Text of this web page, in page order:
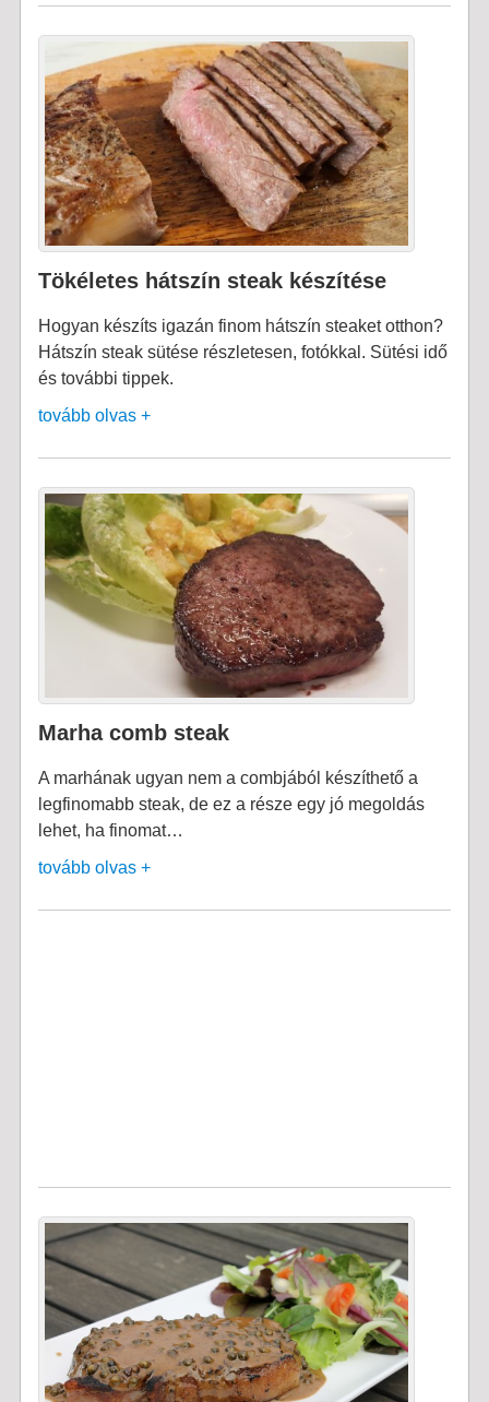
Tökéletes hátszín steak készítése
Hogyan készíts igazán finom hátszín steaket otthon?
Hátszín steak sütése részletesen, fotókkal. Sütési idő
és további tippek.
tovább olvas +
Marha comb steak
A marhának ugyan nem a combjából készíthető a
legfinomabb steak, de ez a része egy jó megoldás
lehet, ha finomat…
tovább olvas +